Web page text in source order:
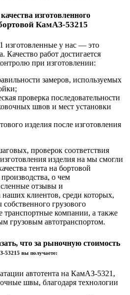
изготовленного
КамАЗ-53215
изготовленные у нас — это
Качество работ достигается
при изготовлении:
замеров, используемых
проверка последовательности
швов и мест установки
изделия после изготовления
проверок соответствия
изделия на мы смогли
тента на бортовой
о чем
отзывы и
наших клиентов, среди которых,
грузового
компании, а также
грузовым автотранспортом.
что за рыночную стоимость
53215 вы получаете:
автотента на КамАЗ-5321,
швы, благодаря технологии